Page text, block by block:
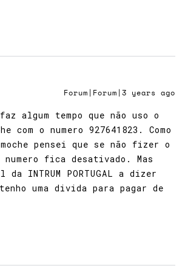
Forum|Forum|3 years ago
algum tempo que não uso o
com o numero 927641823. Como
moche pensei que se não fizer o
numero fica desativado. Mas
INTRUM PORTUGAL a dizer
uma divida para pagar de